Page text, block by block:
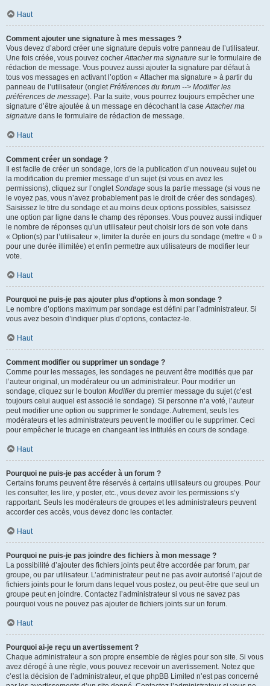
Haut
Comment ajouter une signature à mes messages ?
Vous devez d’abord créer une signature depuis votre panneau de l’utilisateur.
Une fois créée, vous pouvez cocherAttacher ma signature sur le formulaire de
rédaction de message. Vous pouvez aussi ajouter la signature par défaut à
tous vos messages en activant l’option « Attacher ma signature » à partir du
panneau de l’utilisateur (ongletPréférences du forum --> Modifier les
préférences de message). Par la suite, vous pourrez toujours empêcher une
signature d’être ajoutée à un message en décochant la caseAttacher ma
signature dans le formulaire de rédaction de message.
Haut
Comment créer un sondage ?
Il est facile de créer un sondage, lors de la publication d’un nouveau sujet ou
la modification du premier message d’un sujet (si vous en avez les
permissions), cliquez sur l’ongletSondage sous la partie message (si vous ne
le voyez pas, vous n’avez probablement pas le droit de créer des sondages).
Saisissez le titre du sondage et au moins deux options possibles, saisissez
une option par ligne dans le champ des réponses. Vous pouvez aussi indiquer
le nombre de réponses qu’un utilisateur peut choisir lors de son vote dans
« Option(s) par l’utilisateur », limiter la durée en jours du sondage (mettre « 0 »
pour une durée illimitée) et enfin permettre aux utilisateurs de modifier leur
vote.
Haut
Pourquoi ne puis-je pas ajouter plus d’options à mon sondage ?
Le nombre d’options maximum par sondage est défini par l’administrateur. Si
vous avez besoin d’indiquer plus d’options, contactez-le.
Haut
Comment modifier ou supprimer un sondage ?
Comme pour les messages, les sondages ne peuvent être modifiés que par
l’auteur original, un modérateur ou un administrateur. Pour modifier un
sondage, cliquez sur le bouton Modifierdu premier message du sujet (c’est
toujours celui auquel est associé le sondage). Si personne n’a voté, l’auteur
peut modifier une option ou supprimer le sondage. Autrement, seuls les
modérateurs et les administrateurs peuvent le modifier ou le supprimer. Ceci
pour empêcher le trucage en changeant les intitulés en cours de sondage.
Haut
Pourquoi ne puis-je pas accéder à un forum ?
Certains forums peuvent être réservés à certains utilisateurs ou groupes. Pour
les consulter, les lire, y poster, etc., vous devez avoir les permissions s’y
rapportant. Seuls les modérateurs de groupes et les administrateurs peuvent
accorder ces accès, vous devez donc les contacter.
Haut
Pourquoi ne puis-je pas joindre des fichiers à mon message ?
La possibilité d’ajouter des fichiers joints peut être accordée par forum, par
groupe, ou par utilisateur. L’administrateur peut ne pas avoir autorisé l’ajout de
fichiers joints pour le forum dans lequel vous postez, ou peut-être que seul un
groupe peut en joindre. Contactez l’administrateur si vous ne savez pas
pourquoi vous ne pouvez pas ajouter de fichiers joints sur un forum.
Haut
Pourquoi ai-je reçu un avertissement ?
Chaque administrateur a son propre ensemble de règles pour son site. Si vous
avez dérogé à une règle, vous pouvez recevoir un avertissement. Notez que
c’est la décision de l’administrateur, et que phpBB Limited n’est pas concerné